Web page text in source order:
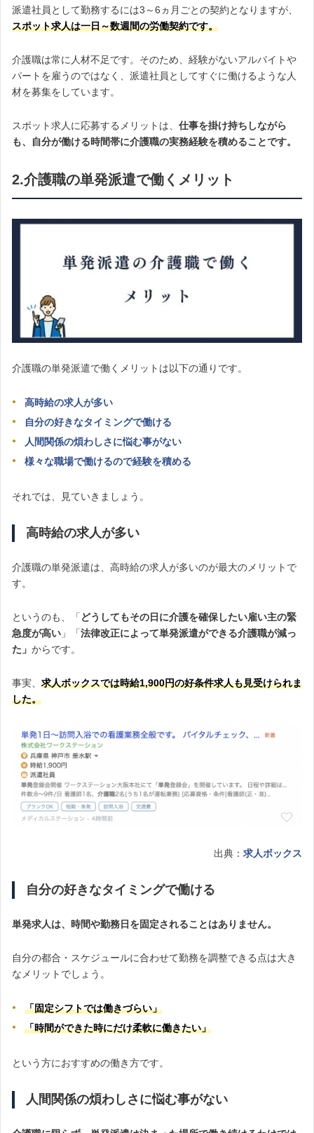
派遣社員として勤務するには3～6ヵ月ごとの契約となりますが、
スポット求人は一日～数週間の労働契約です。
介護職は常に人材不足です。そのため、経験がないアルバイトや
パートを雇うのではなく、派遣社員としてすぐに働けるような人
材を募集をしています。
スポット求人に応募するメリットは、 仕事を掛け持ちしながら
も、自分が働ける時間帯に介護職の実務経験を積めることです。
2.介護職の単発派遣で働くメリット
介護職の単発派遣で働くメリットは以下の通りです。
高時給の求人が多い
自分の好きなタイミングで働ける
人間関係の煩わしさに悩む事がない
様々な職場で働けるので経験を積める
それでは、見ていきましょう。
高時給の求人が多い
介護職の単発派遣は、高時給の求人が多いのが最大のメリットで
す。
というのも、「 どうしてもその日に介護を確保したい雇い主の緊
急度が高い 」「法律改正によって単発派遣ができる介護職が減っ
た」 からです。
事実、 求人ボックスでは時給1,900円の好条件求人も見受けられま
した。
出典： 求人ボックス
自分の好きなタイミングで働ける
単発求人は、時間や勤務日を固定されることはありません。
自分の都合・スケジュールに合わせて勤務を調整できる点は大き
なメリットでしょう。
「固定シフトでは働きづらい」
「時間ができた時にだけ柔軟に働きたい」
という方におすすめの働き方です。
人間関係の煩わしさに悩む事がない